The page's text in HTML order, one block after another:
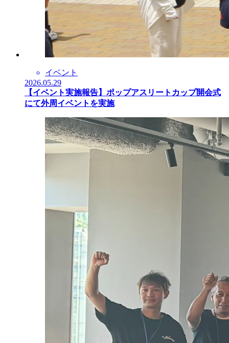
イベント
2026.05.29
【イベント実施報告】ポップアスリートカップ開会式
にて外周イベントを実施